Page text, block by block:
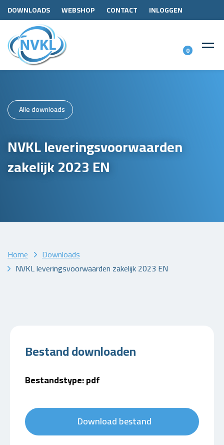
DOWNLOADS WEBSHOP CONTACT INLOGGEN
0
Alle downloads
NVKL leveringsvoorwaarden
zakelijk 2023 EN
Home
Downloads
NVKL leveringsvoorwaarden zakelijk 2023 EN
Bestand downloaden
Bestandstype: pdf
Download bestand